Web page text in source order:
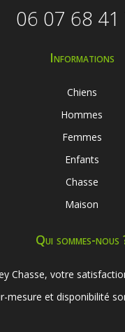
06 07 68 41
Informations
Chiens
Hommes
Femmes
Enfants
Chasse
Maison
Qui sommes-nous
Chasse, votre
mesure et disponibilité